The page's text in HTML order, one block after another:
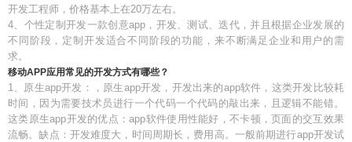
开发工程师，价格基本上在20万左右。
4、个性定制开发一款创意app，开发、测试、迭代，并且根据企业发展的
不同阶段，定制开发适合不同阶段的功能，来不断满足企业和用户的需
求。
移动APP应用常见的开发方式有哪些？
1、原生app开发：，原生app开发，开发出来的app软件，这类开发比较耗
时间，因为需要技术员进行一个代码一个代码的敲出来，且逻辑不能错。
这类原生app开发的优点：app软件使用性能好，不卡顿，页面的交互效果
流畅。缺点：开发难度大，时间周期长，费用高。一般前期进行app开发试